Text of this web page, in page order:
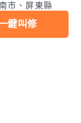
市、屏東縣
鍵叫修